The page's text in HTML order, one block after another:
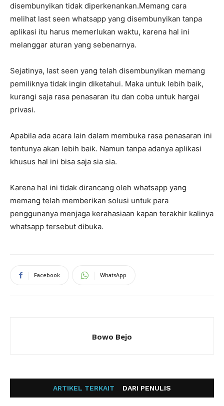
disembunyikan tidak diperkenankan.Memang cara
melihat last seen whatsapp yang disembunyikan tanpa
aplikasi itu harus memerlukan waktu, karena hal ini
melanggar aturan yang sebenarnya.
Sejatinya, last seen yang telah disembunyikan memang
pemiliknya tidak ingin diketahui. Maka untuk lebih baik,
kurangi saja rasa penasaran itu dan coba untuk hargai
privasi.
Apabila ada acara lain dalam membuka rasa penasaran ini
tentunya akan lebih baik. Namun tanpa adanya aplikasi
khusus hal ini bisa saja sia sia.
Karena hal ini tidak dirancang oleh whatsapp yang
memang telah memberikan solusi untuk para
penggunanya menjaga kerahasiaan kapan terakhir kalinya
whatsapp tersebut dibuka.
Facebook WhatsApp
Bowo Bejo
ARTIKEL TERKAIT DARI PENULIS